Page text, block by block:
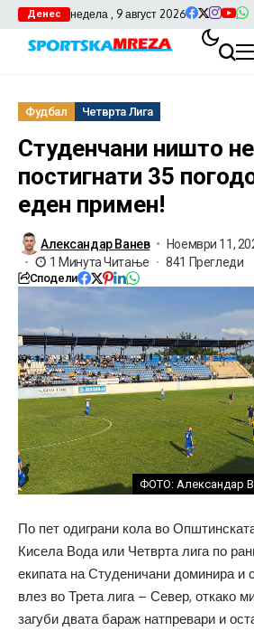
Денес недела , 9 август 2026
Фудбал Четврта Лига
Студенчани ништо
постигнати 35
еден примен!
Александар Ванев
Ноември 11,
1 Минута Читање
841 Прегледи
Сподели
ФОТО: Александар
По пет одиграни кола во
Кисела Вода или Четврта лига по
екипата на Студеничани доминира и
влез во Трета лига – Север, откако
загуби двата бараж натпревари и